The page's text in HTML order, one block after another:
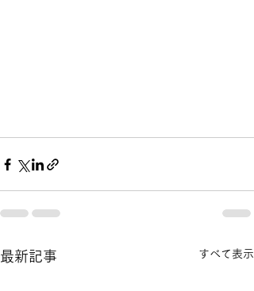
最新記事 すべて表示